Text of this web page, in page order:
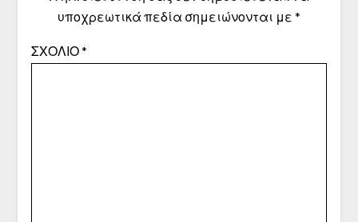
υποχρεωτικά πεδία σημειώνονται με *
ΣΧΌΛΙΟ*